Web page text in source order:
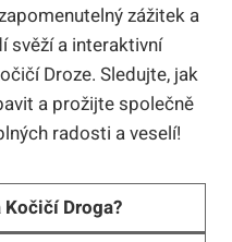
zážitek a
svěží a interaktivní
Droze. Sledujte, jak
a⁤ prožijte společně
radosti a veselí!
Droga?